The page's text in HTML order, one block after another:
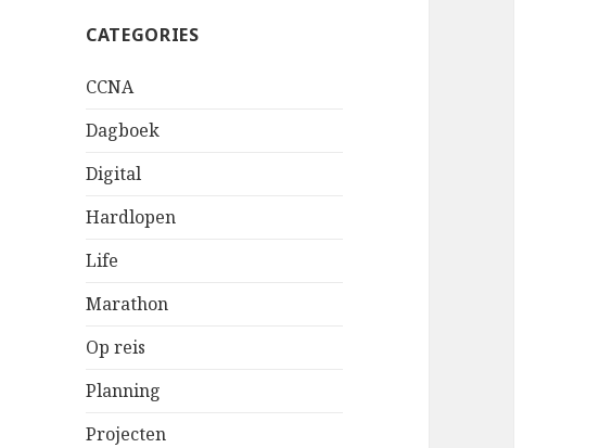
CATEGORIES
CCNA
Dagboek
Digital
Hardlopen
Life
Marathon
Op reis
Planning
Projecten